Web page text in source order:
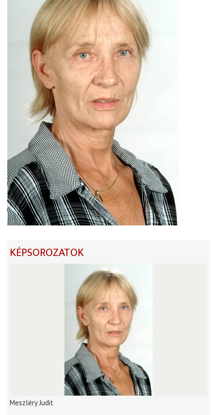
KÉPSOROZATOK
Meszléry Judit